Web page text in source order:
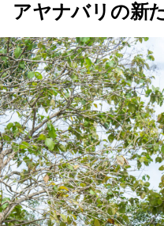
アヤナバリの新